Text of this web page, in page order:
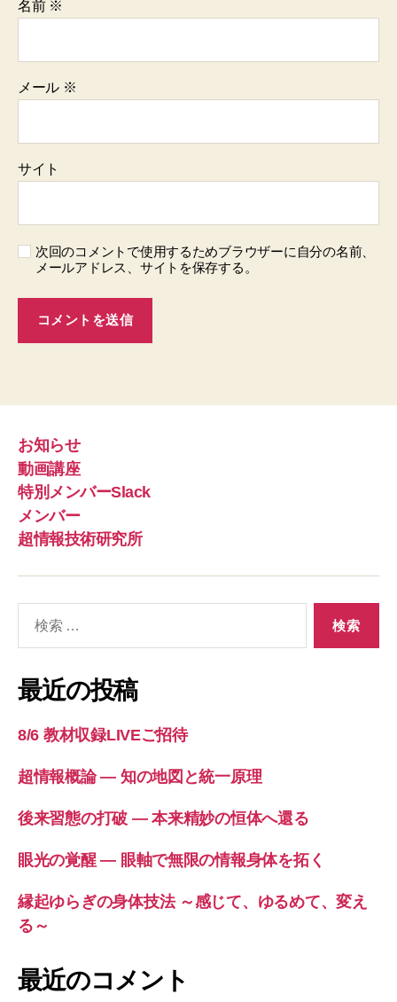
名前 ※
メール ※
サイト
次回のコメントで使用するためブラウザーに自分の名前、
メールアドレス、サイトを保存する。
お知らせ
動画講座
特別メンバーSlack
メンバー
超情報技術研究所
象:
最近の投稿
8/6 教材収録LIVEご招待
超情報概論 ― 知の地図と統一原理
後来習態の打破 ― 本来精妙の恒体へ還る
眼光の覚醒 ― 眼軸で無限の情報身体を拓く
縁起ゆらぎの身体技法 ～感じて、ゆるめて、変え
る～
最近のコメント